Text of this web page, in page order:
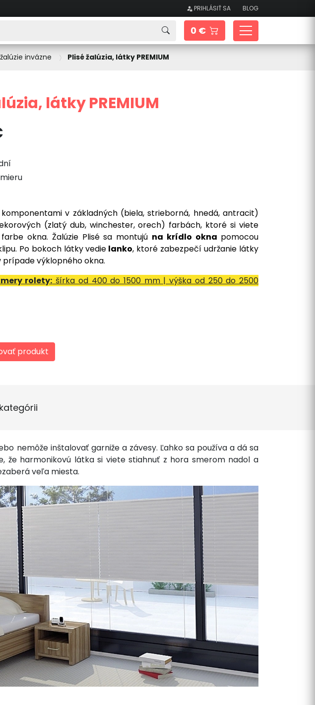
PRIHLÁSIŤ SA BLOG
0 €
invázne Plisé žalúzia, látky PREMIUM
látky PREMIUM
komponentami v základných (biela, strieborná, hnedá, antracit)
(zlatý dub, winchester, orech) farbách, ktoré si viete
okna. Žalúzie Plisé sa montujú na krídlo okna pomocou
Po bokoch látky vedie lanko, ktoré zabezpečí udržanie látky
prípade výklopného okna.
rolety: šírka od 400 do 1500 mm | výška od 250 do 2500
produkt
nemôže inštalovať garniže a závesy. Ľahko sa používa a dá sa
že harmonikovú látka si viete stiahnuť z hora smerom nadol a
veľa miesta.